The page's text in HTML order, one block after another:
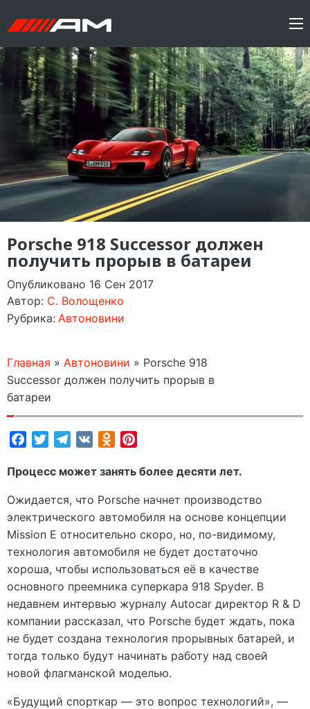
Porsche 918 Successor должен
получить прорыв в батареи
Опубликовано 16 Сен 2017
Автор: C. Волощенко
Рубрика: Автоновини
Главная » Автоновини » Porsche 918
Successor должен получить прорыв в
батареи
FacebookTwitterTelegram
VK Odnoklassniki
Процесс может занять более десяти лет.
Ожидается, что Porsche начнет производство
электрического автомобиля на основе концепции
Mission E относительно скоро, но, по-видимому,
технология автомобиля не будет достаточно
хороша, чтобы использоваться её в качестве
основного преемника суперкара 918 Spyder. В
недавнем интервью журналу Autocar директор R & D
компании рассказал, что Porsche будет ждать, пока
не будет создана технология прорывных батарей, и
тогда только будут начинать работу над своей
новой флагманской моделью.
«Будущий спорткар — это вопрос технологий», —